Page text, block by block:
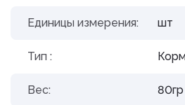
Единицы измерения: шт
Тип :
Вес: 80гр